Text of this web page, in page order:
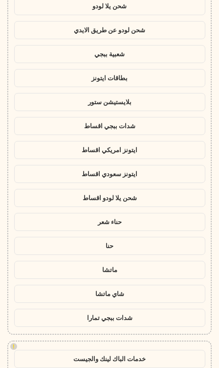
شحن يلا لودو
شحن لودو عن طريق الايدي
شعبية ببجي
بطاقات ايتونز
بلايستيشن ستور
شدات ببجي اقساط
ايتونز امريكي اقساط
ايتونز سعودي اقساط
شحن يلا لودو اقساط
حناء شعر
حنا
ماتشا
شاي ماتشا
شدات ببجي تمارا
!
خدمات الباك لينك والجيست